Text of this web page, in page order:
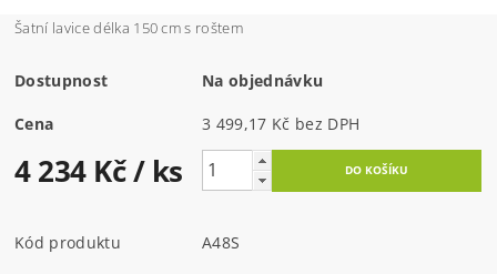
Šatní lavice délka 150 cm s roštem
Dostupnost Na objednávku
Cena 3 499,17 Kč bez DPH
4 234 Kč/ ks
Kód produktu
A48S